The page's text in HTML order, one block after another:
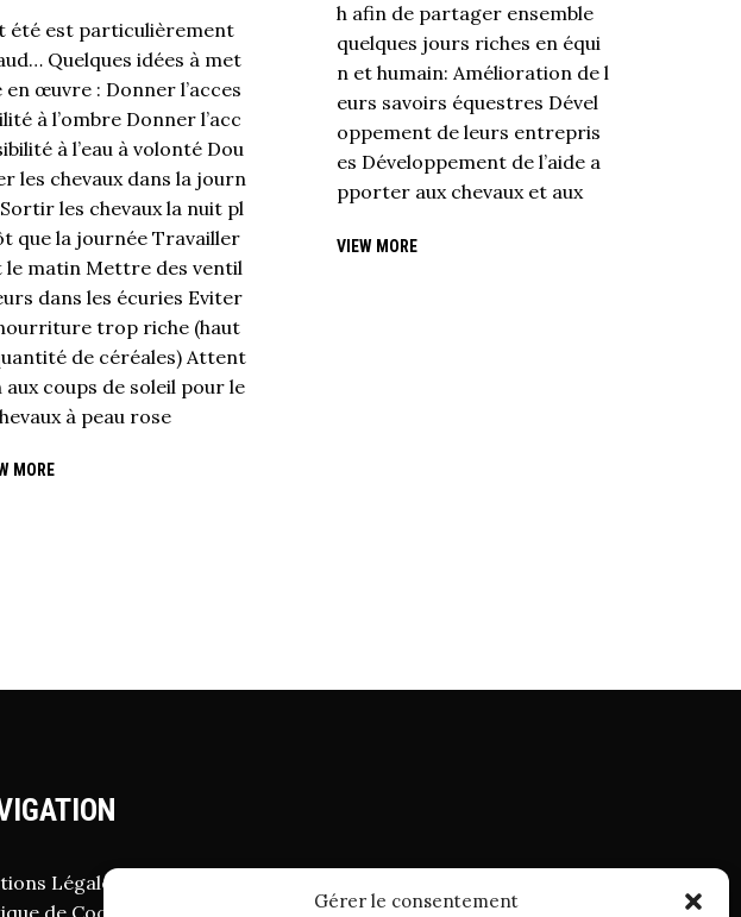
Gérer le consentement
été est particulièrement
Quelques idées à met
œuvre : Donner l’acces
à l’ombre Donner l’acc
à l’eau à volonté Dou
les chevaux dans la journ
les chevaux la nuit pl
que la journée Travailler
matin Mettre des ventil
dans les écuries Eviter
trop riche (haut
de céréales) Attent
aux coups de soleil pour le
à peau rose
MORE
h afin de partager ensemble
quelques jours riches en équi
n et humain: Amélioration de l
eurs savoirs équestres Dével
oppement de leurs entrepris
es Développement de l’aide a
pporter aux chevaux et aux
VIEW MORE
Légales